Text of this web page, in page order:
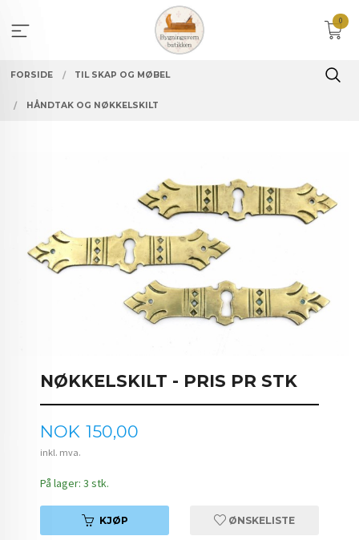
innholdet
0
FORSIDE TIL SKAP OG MØBEL
HÅNDTAK OG NØKKELSKILT
NØKKELSKILT - PRIS PR STK
Pris
NOK 150,00
inkl. mva.
På lager: 3 stk.
KJØP ØNSKELISTE